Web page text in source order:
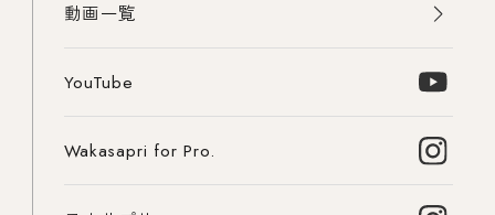
動画一覧
YouTube
Wakasapri for Pro.